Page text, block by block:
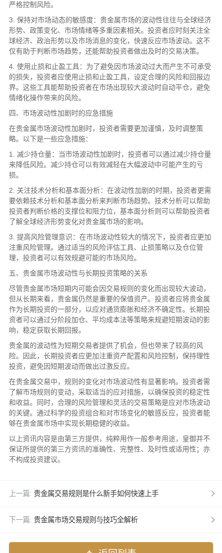
严格控制风险。
3. 保持对市场动态的敏感度：贵金属市场的波动性往往与全球经济
形势、政策变化、市场情绪等多重因素相关。投资者应时刻关注全
球经济、政治形势以及市场消息的变化，快速反应市场波动。这不
仅有助于判断市场趋势，还能帮助投资者做出及时的交易决策。
4. 使用止损和止盈工具：为了避免因市场波动过大而产生不可承受
的损失，投资者应使用止损和止盈工具，设定合理的风险和回报边
界。这些工具能帮助投资者在市场出现较大波动时自动平仓，避免
情绪化操作带来的风险。
四、市场波动性加剧时的应急措施
在贵金属市场波动性加剧时，投资者需要更加谨慎，及时调整策
略。以下是一些应急措施：
1. 减少持仓量：当市场波动性加剧时，投资者可以通过减少持仓量
来降低风险。减少持仓可以有效减轻在大幅波动中可能产生的亏
损。
2. 关注技术分析和基本面分析：在波动性加剧的时期，投资者更需
要依赖技术分析和基本面分析来判断市场趋势。技术分析可以帮助
投资者判断价格的支撑位和阻力位，基本面分析则可以帮助投资者
了解全球经济形势变化对贵金属市场的影响。
3. 提高风险管理意识：在市场波动性较大的情况下，投资者应更加
注重风险管理。通过适当的风险评估工具、止损策略以及仓位管
理，投资者可以有效规避可能的市场风险。
五、贵金属市场波动性与长期投资策略的关系
尽管贵金属市场短期内可能会因交易规则的变化而出现较大波动，
但从长期来看，贵金属仍然是重要的保值资产。投资者应将贵金属
作为长期投资的一部分，以应对通货膨胀和经济不确定性。长期投
资者可以通过分阶段加仓、平均成本法等策略来规避短期波动的影
响，稳定获取长期回报。
贵金属的波动性为短期交易者提供了机会，但也带来了较高的风
险。因此，长期投资者应更加注重资产配置和风险控制，保持理性
投资，避免因短期波动而做出过激反应。
在贵金属交易中，规则的变化对市场波动性有显著影响。投资者需
了解市场规则的变动，采取适当的应对措施，以确保投资的稳定性
和收益。同时，合理的风险管理和灵活的交易策略是应对市场波动
的关键。通过科学的投资组合和对市场变化的敏感反应，投资者能
够在贵金属市场中实现长期稳健的收益。
以上资讯内容是由第三方提供，纯粹用作一般参考用途，皇御并不
保证所提供的第三方资讯的准确性、完整性、及时性或适用性；亦
不构成投资建议。
上一篇: 贵金属交易规则是什么新手如何快速上手
下一篇: 贵金属市场交易规则与技巧全解析